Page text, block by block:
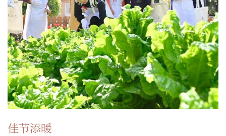
佳节添暖